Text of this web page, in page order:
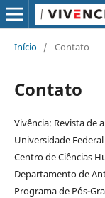
Início / Contato
Contato
Vivência: Revista de
Universidade
Centro de Ciências
Departamento de
Programa de Pós-